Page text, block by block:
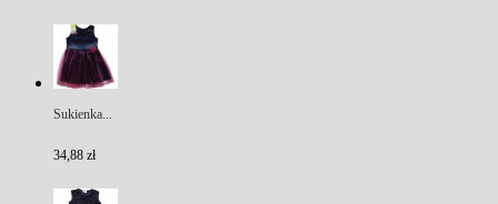
Sukienka...
34,88 zł